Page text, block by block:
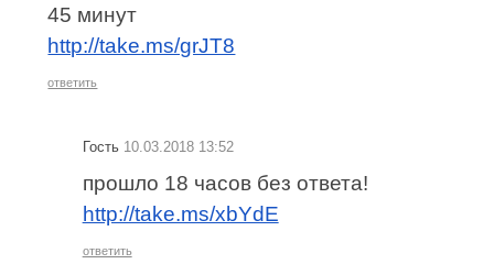
45 минут
http://take.ms/grJT8
ответить
Гость 10.03.2018 13:52
прошло 18 часов без ответа!
http://take.ms/xbYdE
ответить